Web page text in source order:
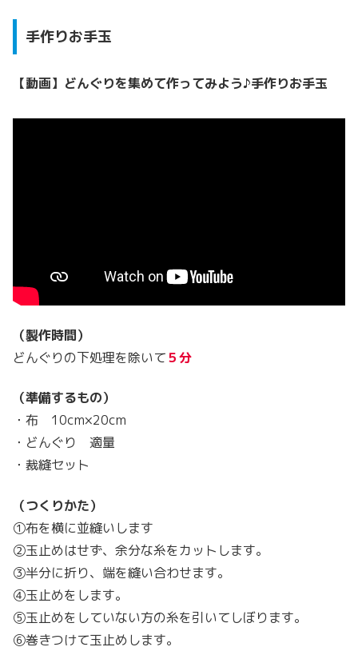
手作りお手玉
【動画】どんぐりを集めて作ってみよう♪手作りお手玉
（製作時間）
どんぐりの下処理を除いて５分
（準備するもの）
・布 10cm×20cm
・どんぐり 適量
・裁縫セット
（つくりかた）
①布を横に並縫いします
②玉止めはせず、余分な糸をカットします。
③半分に折り、端を縫い合わせます。
④玉止めをします。
⑤玉止めをしていない方の糸を引いてしぼります。
⑥巻きつけて玉止めします。